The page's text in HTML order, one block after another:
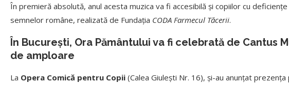
În premieră absolută, anul acesta muzica va fi accesibilă și copiilor cu
semnelor române, realizată de Fundația CODA Farmecul Tăcerii.
În București, Ora Pământului va fi celebrată de Cantus
de amploare
La Opera Comică pentru Copii (Calea Giulești Nr. 16), și-au anunțat